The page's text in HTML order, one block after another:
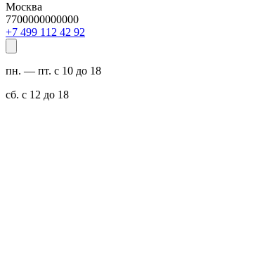
Москва
7700000000000
29 24 211 994 7+
пн. — пт. с 10 до 18
сб. с 12 до 18